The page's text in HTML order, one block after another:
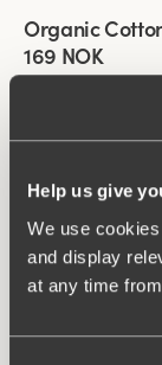
Help us give
We use
and display
at any time
4 for 3 Ny farge
Organic
169 NOK
Viewing image
499 NOK
Viewing image
4-pakning
499 NOK